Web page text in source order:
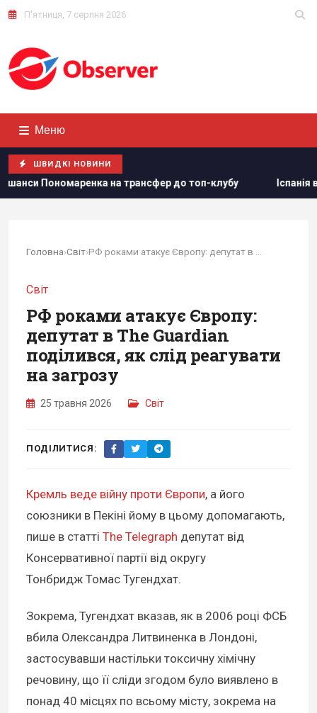
П'ятниця, 7 серпня 2026
Меню
ШВИДКІ НОВИНИ
до топ-клубу Іспанія викарбувала пам'ятну
Головна›Світ›
Світ
РФ роками атакує Європу:
депутат в The Guardian
поділився, як слід реагувати
на загрозу
25 травня 2026 Світ
ПОДІЛИТИСЯ:
Кремль веде війну проти Європи, а його
союзники в Пекіні йому в цьому допомагають,
пише в статті The Telegraph депутат від
Консервативної партії від округу
Тонбридж Томас Тугендхат.
Зокрема, Тугендхат вказав, як в 2006 році ФСБ
вбила Олександра Литвиненка в Лондоні,
застосувавши настільки токсичну хімічну
речовину, що її сліди згодом було виявлено в
понад 40 місцях по всьому місту, зокрема на